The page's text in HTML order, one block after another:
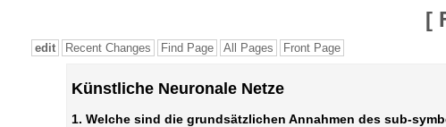
[
edit Recent Changes Find Page All Pages Front Page
Künstliche Neuronale Netze
1. Welche sind die grundsätzlichen Annahmen des sub-